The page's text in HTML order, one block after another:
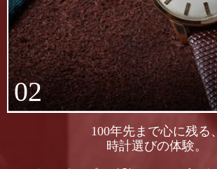
02
100年先まで心に残る、
時計選びの体験。